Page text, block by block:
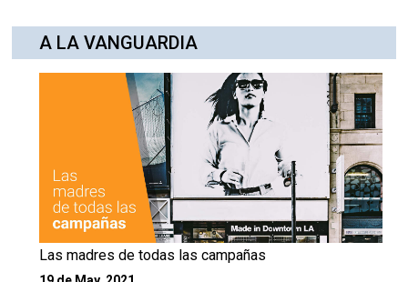
A LA VANGUARDIA
Las madres de todas las campañas